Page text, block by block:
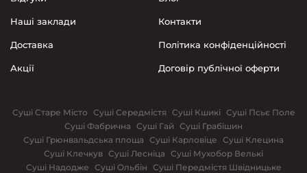
Наші заклади
Доставка
Акції
Контакти
Політика конфіденційності
Договір публічної оферти
Суші Старе Місто Суші Середмістя Суші Кшикі Суші Псьє Поле
Суші Фабрична Суші Гай Суші Грабішин
Суші Грюнвальдська площа Суші Карловіце Суші Клецина
Суші Клечкув Суші Лесніца Суші Мухобор Велькі
Суші Надодже Суші Ольбін Суші Передмістя Швідницьке